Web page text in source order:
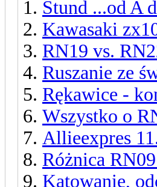
Stund ...od A
Kawasaki
RN19 vs.
Ruszanie ze
Rękawice -
Wszystko o
Allieexpres
Różnica
Katowanie,